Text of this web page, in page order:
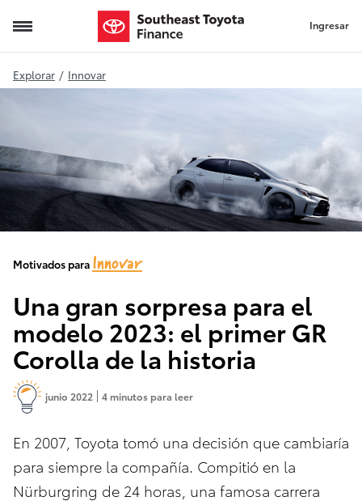
2023-GR-Corolla Ingresar
Explorar / Innovar
Motivados paraInnovar
Una gran sorpresa para el
modelo 2023: el primer GR
Corolla de la historia
junio 2022 4 minutos para leer
En 2007, Toyota tomó una decisión que cambiaría
para siempre la compañía. Compitió en la
Nürburgring de 24 horas, una famosa carrera